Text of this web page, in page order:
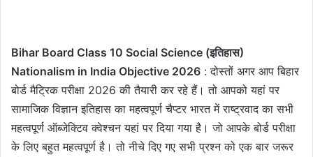
Bihar Board Class 10 Social Science (इतिहास)
Nationalism in India Objective 2026 : दोस्तों अगर आप बिहार
बोर्ड मैट्रिक परीक्षा 2026 की तैयारी कर रहे हैं। तो आपको यहां पर
सामाजिक विज्ञान इतिहास का महत्वपूर्ण चैप्टर भारत में राष्ट्रवाद का सभी
महत्वपूर्ण ऑब्जेक्टिव क्वेश्चन यहां पर दिया गया है। जो आपके बोर्ड परीक्षा
के लिए बहुत महत्वपूर्ण है। तो नीचे दिए गए सभी प्रश्न को एक बार जरूर